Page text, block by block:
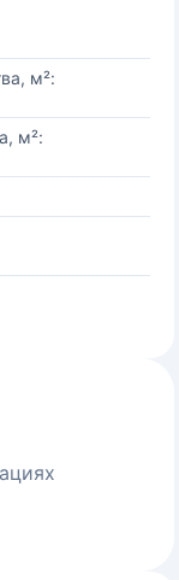
м²:
м²: